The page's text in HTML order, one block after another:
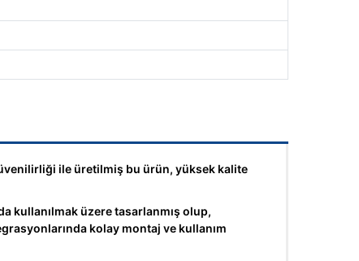
ile üretilmiş bu ürün, yüksek kalite
kullanılmak üzere tasarlanmış olup,
kolay montaj ve kullanım